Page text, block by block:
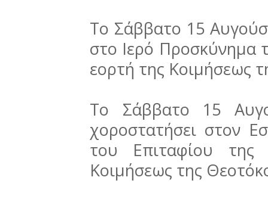
Το Σάββατο 15
στο Ιερό Προσκύνημα
εορτή της Κοιμήσεως
Το Σάββατο 15
χοροστατήσει στον
του Επιταφίου
Κοιμήσεως της